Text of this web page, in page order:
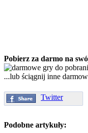
Pobierz za darmo na
...lub ściągnij inne
Twitter
Podobne artykuły: